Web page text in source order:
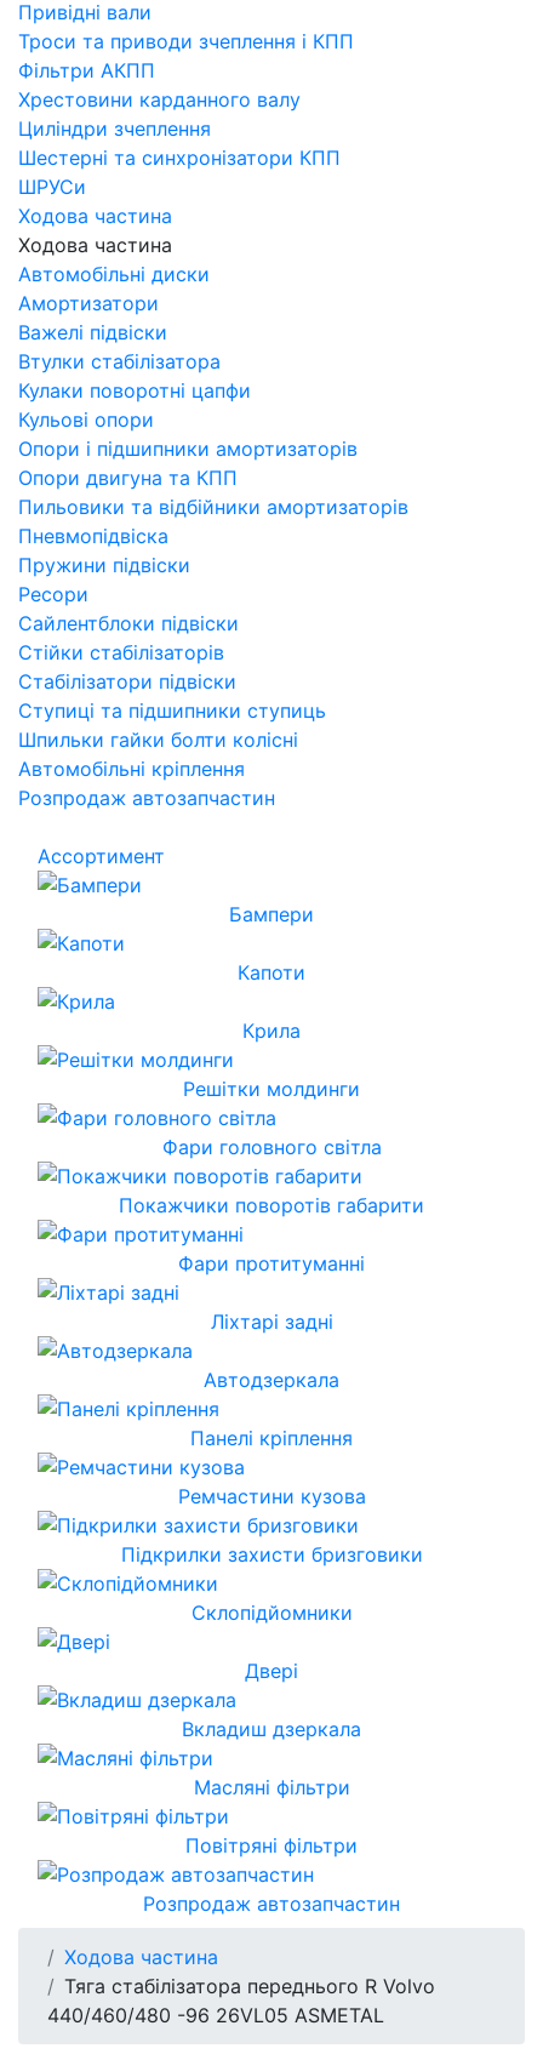
Привідні вали
Троси та приводи зчеплення і КПП
Фільтри АКПП
Хрестовини карданного валу
Циліндри зчеплення
Шестерні та синхронізатори КПП
ШРУСи
Ходова частина
Ходова частина
Автомобільні диски
Амортизатори
Важелі підвіски
Втулки стабілізатора
Кулаки поворотні цапфи
Кульові опори
Опори і підшипники амортизаторів
Опори двигуна та КПП
Пильовики та відбійники амортизаторів
Пневмопідвіска
Пружини підвіски
Ресори
Сайлентблоки підвіски
Стійки стабілізаторів
Стабілізатори підвіски
Ступиці та підшипники ступиць
Шпильки гайки болти колісні
Автомобільні кріплення
Розпродаж автозапчастин
Ассортимент
Бампери
Капоти
Крила
Решітки молдинги
Фари головного світла
Покажчики поворотів габарити
Фари протитуманні
Ліхтарі задні
Автодзеркала
Панелі кріплення
Ремчастини кузова
Підкрилки захисти бризговики
Склопідйомники
Двері
Вкладиш дзеркала
Масляні фільтри
Повітряні фільтри
Розпродаж автозапчастин
Ходова частина
Тяга стабілізатора переднього R Volvo
440/460/480 -96 26VL05 ASMETAL